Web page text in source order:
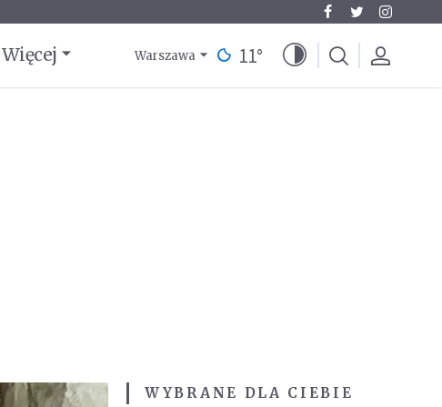
Więcej Warszawa 11°
WYBRANE DLA CIEBIE